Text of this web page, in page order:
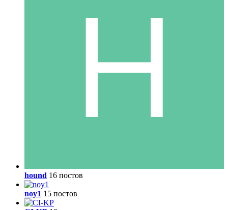
hound 16 постов
noy1 15 постов